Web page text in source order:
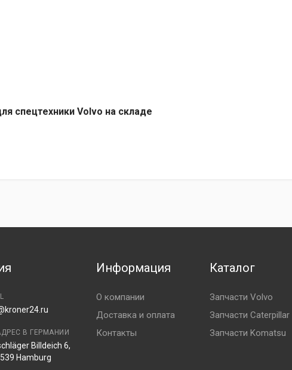
спецтехники Volvo на складе
В ГЕРМАНИИ
Billdeich 6,
Hamburg
Информация
О компании
Доставка и оплата
Контакты
Каталог
Запчасти Volvo
Запчасти Caterpillar
Запчасти Komatsu